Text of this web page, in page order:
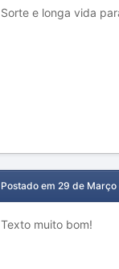
Sorte e longa vida
Postado em 29 de Março
Texto muito bom!